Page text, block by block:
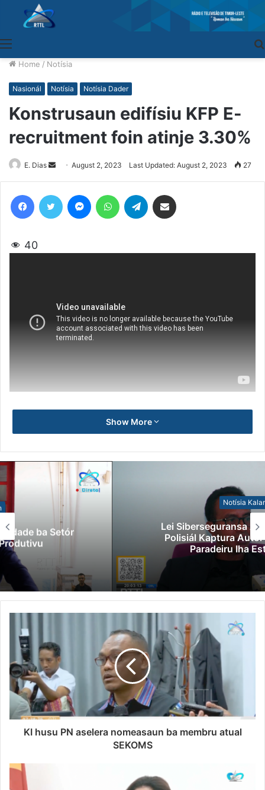
Home / Notísia
Nasionál Notísia Notísia Dader
Konstrusaun edifísiu KFP E-
recruitment foin atinje 3.30%
E. Dias
Send
an
August 2, 2023 Last Updated: August 2, 2023 27
40
Show More
Lei Siberseguransa Ajuda Autoridade
Polisiál Kaptura Autór Kriminozu ho
Paradeiru Iha Estranjeiru
KI husu PN aselera nomeasaun ba membru atual
SEKOMS